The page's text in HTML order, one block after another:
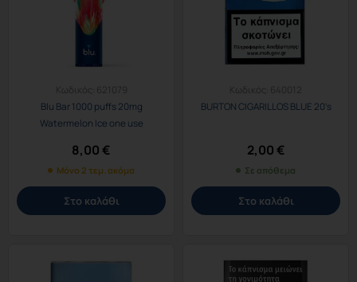
Κωδικός:
621079
Blu Bar 1000 puffs 20mg
Watermelon Ice one use
8,00€
Μόνο 2 τεμ. ακόμα
Στο καλάθι
Κωδικός:
640012
BURTON CIGARILLOS BLUE 20’s
2,00€
Σε απόθεμα
Στο καλάθι